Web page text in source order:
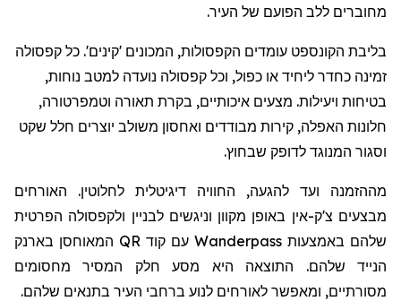
מחוברים ללב הפועם של העיר.
בליבת הקונספט עומדים הקפסולות, המכונים 'קינים'. כל קפסולה
זמינה כחדר ליחיד או כפול, וכל קפסולה נועדה למטב נוחות,
בטיחות ויעילות. מצעים איכותיים, בקרת תאורה וטמפרטורה,
חלונות האפלה, קירות מבודדים ואחסון משולב יוצרים חלל שקט
וסגור המנוגד לדופק שבחוץ.
מההזמנה ועד להגעה, החוויה דיגיטלית לחלוטין. האורחים
מבצעים צ'ק-אין באופן מקוון וניגשים לבניין ולקפסולה הפרטית
שלהם באמצעות Wanderpass עם קוד QR המאוחסן בארנק
הנייד שלהם. התוצאה היא מסע חלק המסיר מחסומים
מסורתיים, ומאפשר לאורחים לנוע ברחבי העיר בתנאים שלהם.